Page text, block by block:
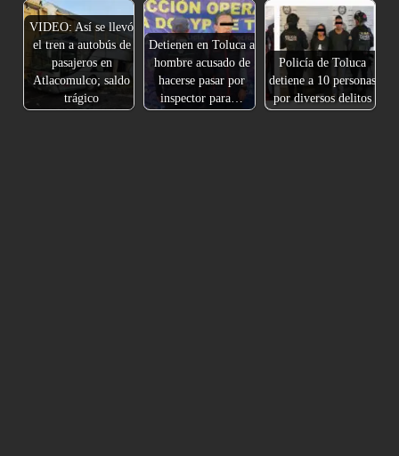
VIDEO: Así se llevó
el tren a autobús de
pasajeros en
Atlacomulco; saldo
trágico
Detienen en Toluca a
hombre acusado de
hacerse pasar por
inspector para…
Policía de Toluca
detiene a 10 personas
por diversos delitos